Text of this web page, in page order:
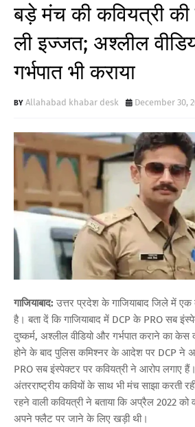
बड़े मंच की कवियत्री की
ली इज्जत; अश्लील
गर्भपात भी कराया
Allahabad khabar desk December 30,
गाजियाबाद: उत्तर प्रदेश के गाजियाबाद जिले में एक
है। बता दें कि गाजियाबाद में DCP के PRO सब
दुष्कर्म, अश्लील वीडियो और गर्भपात कराने का केस
होने के बाद पुलिस कमिश्नर के आदेश पर DCP ने
PRO सब इंस्पेक्टर पर कवियत्री ने आरोप लगाए
अंतरराष्ट्रीय कवियों के साथ भी मंच साझा करती
रहने वाली कवियत्री ने बताया कि अप्रैल 2022 को
अपने फ्लैट पर जाने के लिए खड़ी थी।